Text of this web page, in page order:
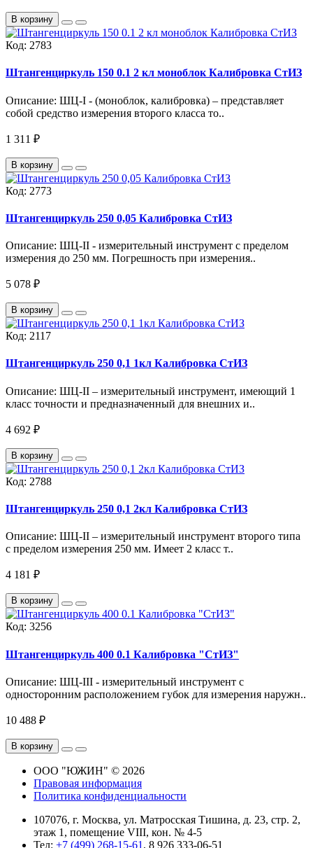
В корзину
Код: 2783
Штангенциркуль 150 0.1 2 кл моноблок Калибровка СтИЗ
Описание: ШЦ-I - (моноблок, калибровка) – представляет
собой средство измерения второго класса то..
1 311 ₽
В корзину
Код: 2773
Штангенциркуль 250 0,05 Калибровка СтИЗ
Описание: ШЦ-II - измерительный инструмент с пределом
измерения до 250 мм. Погрешность при измерения..
5 078 ₽
В корзину
Код: 2117
Штангенциркуль 250 0,1 1кл Калибровка СтИЗ
Описание: ШЦ-II – измерительный инструмент, имеющий 1
класс точности и предназначенный для внешних и..
4 692 ₽
В корзину
Код: 2788
Штангенциркуль 250 0,1 2кл Калибровка СтИЗ
Описание: ШЦ-II – измерительный инструмент второго типа
с пределом измерения 250 мм. Имеет 2 класс т..
4 181 ₽
В корзину
Код: 3256
Штангенциркуль 400 0.1 Калибровка "СтИЗ"
Описание: ШЦ-III - измерительный инструмент с
односторонним расположением губок для измерения наружн..
10 488 ₽
В корзину
ООО "ЮЖИН" © 2026
Правовая информация
Политика конфиденциальности
107076, г. Москва, ул. Матросская Тишина, д. 23, стр. 2,
этаж 1, помещение VIII, кон. № 4-5
Тел: +7 (499) 268-15-61 , 8 926 333-06-51